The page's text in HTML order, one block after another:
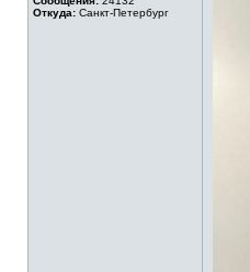
Откуда: Санкт-Петербург